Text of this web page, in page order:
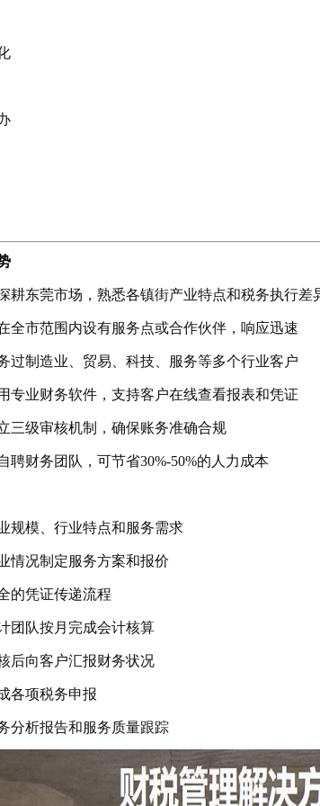
耕东莞市场，熟悉各镇街产业特点和税务执行差
全市范围内设有服务点或合作伙伴，响应迅速
过制造业、贸易、科技、服务等多个行业客户
专业财务软件，支持客户在线查看报表和凭证
三级审核机制，确保账务准确合规
聘财务团队，可节省30%-50%的人力成本
规模、行业特点和服务需求
情况制定服务方案和报价
的凭证传递流程
团队按月完成会计核算
后向客户汇报财务状况
各项税务申报
分析报告和服务质量跟踪